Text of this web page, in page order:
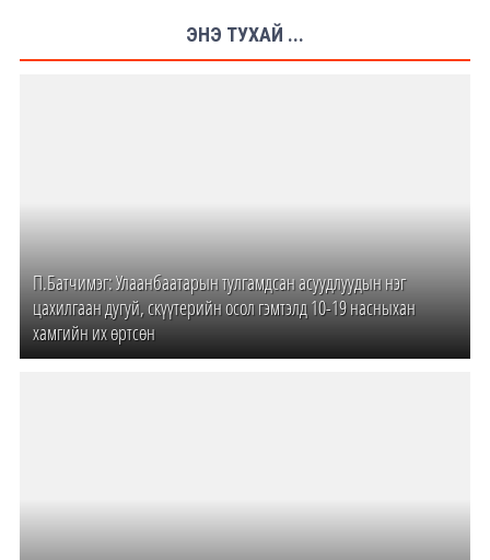
ЭНЭ ТУХАЙ ...
П.Батчимэг: Улаанбаатарын тулгамдсан асуудлуудын нэг
цахилгаан дугуй, скүүтерийн осол гэмтэлд 10-19 насныхан
хамгийн их өртсөн